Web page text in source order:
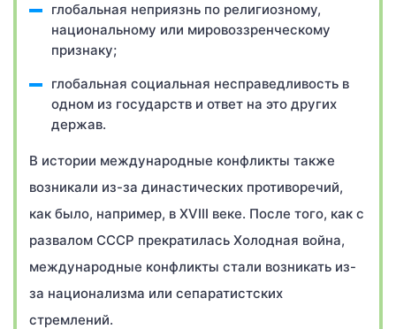
глобальная неприязнь по религиозному,
национальному или мировоззренческому
признаку;
глобальная социальная несправедливость в
одном из государств и ответ на это других
держав.
В истории международные конфликты также
возникали из-за династических противоречий,
как было, например, в XVIII веке. После того, как с
развалом СССР прекратилась Холодная война,
международные конфликты стали возникать из-
за национализма или сепаратистских
стремлений.